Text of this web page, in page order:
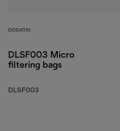
DODATKI
DLSF003 Micro
filtering bags
DLSF003